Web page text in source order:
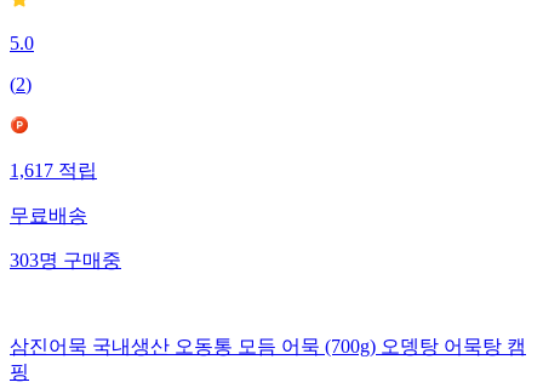
5.0
(2)
1,617 적립
무료배송
303명 구매중
삼진어묵 국내생산 오동통 모듬 어묵 (700g) 오뎅탕 어묵탕 캠
핑